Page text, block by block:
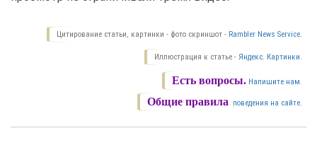
Цитирование статьи, картинки - фото скриншот - Rambler News Service.
Иллюстрация к статье - Яндекс. Картинки.
Есть вопросы. Напишите нам.
Общие правила поведения на сайте.